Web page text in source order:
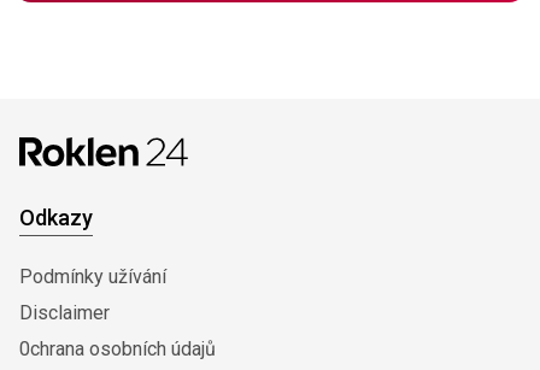
Odkazy
Podmínky užívání
Disclaimer
0chrana osobních údajů